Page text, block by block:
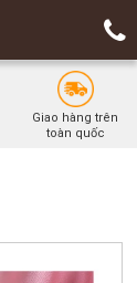
Giao hàng trên
toàn quốc